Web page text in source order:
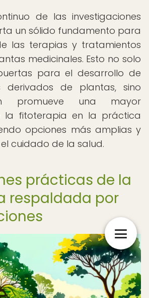
de las investigaciones
un sólido fundamento para
las terapias y tratamientos
medicinales. Esto no solo
para el desarrollo de
derivados de plantas, sino
promueve una mayor
la fitoterapia en la práctica
opciones más amplias y
cuidado de la salud.
prácticas de la
respaldada por